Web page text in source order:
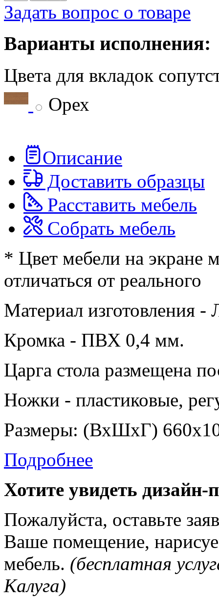
Задать вопрос о товаре
Варианты исполнения:
Цвета для вкладок
Орех
Описание
Доставить образцы
Расставить мебель
Собрать мебель
* Цвет мебели на экране
отличаться от реального
Материал изготовления
Кромка - ПВХ 0,4 мм.
Царга стола размещена
Ножки - пластиковые,
Размеры: (ВхШхГ)
Подробнее
Хотите увидеть дизайн-
Пожалуйста, оставьте
Ваше помещение,
мебель. (бесплатная
Калуга)